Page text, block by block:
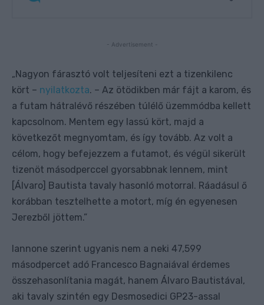
- Advertisement -
„Nagyon fárasztó volt teljesíteni ezt a tizenkilenc
kört – nyilatkozta. – Az ötödikben már fájt a karom, és
a futam hátralévő részében túlélő üzemmódba kellett
kapcsolnom. Mentem egy lassú kört, majd a
következőt megnyomtam, és így tovább. Az volt a
célom, hogy befejezzem a futamot, és végül sikerült
tizenöt másodperccel gyorsabbnak lennem, mint
[Álvaro] Bautista tavaly hasonló motorral. Ráadásul ő
korábban tesztelhette a motort, míg én egyenesen
Jerezből jöttem.”
Iannone szerint ugyanis nem a neki 47,599
másodpercet adó Francesco Bagnaiával érdemes
összehasonlítania magát, hanem Álvaro Bautistával,
aki tavaly szintén egy Desmosedici GP23-assal